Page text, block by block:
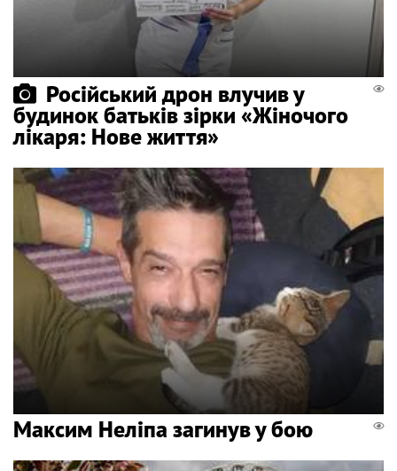
Російський дрон влучив у
будинок батьків зірки «Жіночого
лікаря: Нове життя»
Максим Неліпа загинув у бою